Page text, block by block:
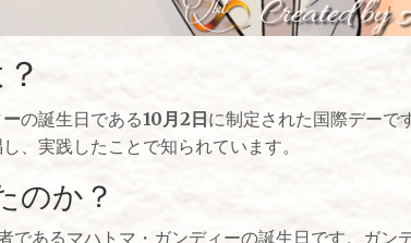
の誕生日である10月2日に制定された国際デーで
、実践したことで知られています。
のか？
であるマハトマ・ガンディーの誕生日です。ガン